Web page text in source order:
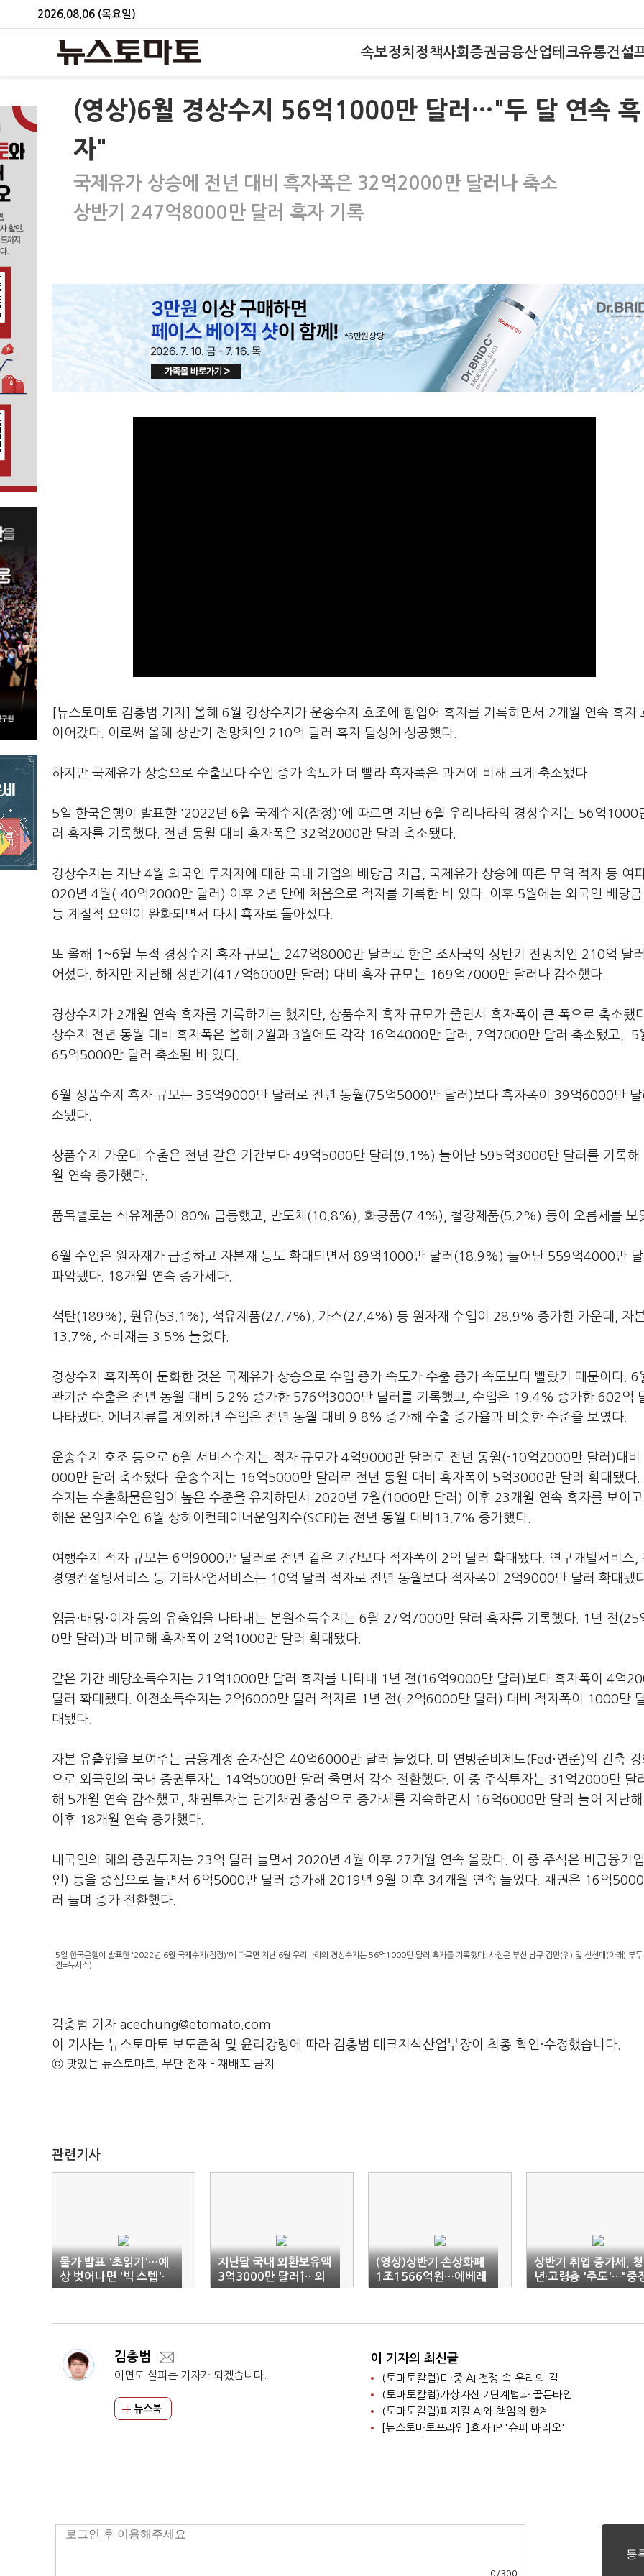
2026.08.06 (목요일)
속보정치 정책사회 증권금융산업테크유통건설
(영상)6월 경상수지 56억1000만 달러…"두 달 연속 흑
자"
국제유가 상승에 전년 대비 흑자폭은 32억2000만 달러나 축소
상반기 247억8000만 달러 흑자 기록
[뉴스토마토 김충범 기자] 올해 6월 경상수지가 운송수지 호조에 힘입어 흑자를 기록하면서 2개월 연속 흑자
이어갔다. 이로써 올해 상반기 전망치인 210억 달러 흑자 달성에 성공했다.
하지만 국제유가 상승으로 수출보다 수입 증가 속도가 더 빨라 흑자폭은 과거에 비해 크게 축소됐다.
5일 한국은행이 발표한 '2022년 6월 국제수지(잠정)'에 따르면 지난 6월 우리나라의 경상수지는 56억1000
러 흑자를 기록했다. 전년 동월 대비 흑자폭은 32억2000만 달러 축소됐다.
경상수지는 지난 4월 외국인 투자자에 대한 국내 기업의 배당금 지급, 국제유가 상승에 따른 무역 적자 등 여
020년 4월(-40억2000만 달러) 이후 2년 만에 처음으로 적자를 기록한 바 있다. 이후 5월에는 외국인 배당
등 계절적 요인이 완화되면서 다시 흑자로 돌아섰다.
또 올해 1~6월 누적 경상수지 흑자 규모는 247억8000만 달러로 한은 조사국의 상반기 전망치인 210억 달
어섰다. 하지만 지난해 상반기(417억6000만 달러) 대비 흑자 규모는 169억7000만 달러나 감소했다.
경상수지가 2개월 연속 흑자를 기록하기는 했지만, 상품수지 흑자 규모가 줄면서 흑자폭이 큰 폭으로 축소됐
상수지 전년 동월 대비 흑자폭은 올해 2월과 3월에도 각각 16억4000만 달러, 7억7000만 달러 축소됐고, 5
65억5000만 달러 축소된 바 있다.
6월 상품수지 흑자 규모는 35억9000만 달러로 전년 동월(75억5000만 달러)보다 흑자폭이 39억6000만 달
소됐다.
상품수지 가운데 수출은 전년 같은 기간보다 49억5000만 달러(9.1%) 늘어난 595억3000만 달러를 기록해
월 연속 증가했다.
품목별로는 석유제품이 80% 급등했고, 반도체(10.8%), 화공품(7.4%), 철강제품(5.2%) 등이 오름세를 보
6월 수입은 원자재가 급증하고 자본재 등도 확대되면서 89억1000만 달러(18.9%) 늘어난 559억4000만
파악됐다. 18개월 연속 증가세다.
석탄(189%), 원유(53.1%), 석유제품(27.7%), 가스(27.4%) 등 원자재 수입이 28.9% 증가한 가운데, 자
13.7%, 소비재는 3.5% 늘었다.
경상수지 흑자폭이 둔화한 것은 국제유가 상승으로 수입 증가 속도가 수출 증가 속도보다 빨랐기 때문이다. 6
관기준 수출은 전년 동월 대비 5.2% 증가한 576억3000만 달러를 기록했고, 수입은 19.4% 증가한 602억
나타냈다. 에너지류를 제외하면 수입은 전년 동월 대비 9.8% 증가해 수출 증가율과 비슷한 수준을 보였다.
운송수지 호조 등으로 6월 서비스수지는 적자 규모가 4억9000만 달러로 전년 동월(-10억2000만 달러)대
000만 달러 축소됐다. 운송수지는 16억5000만 달러로 전년 동월 대비 흑자폭이 5억3000만 달러 확대됐다.
수지는 수출화물운임이 높은 수준을 유지하면서 2020년 7월(1000만 달러) 이후 23개월 연속 흑자를 보이
해운 운임지수인 6월 상하이컨테이너운임지수(SCFI)는 전년 동월 대비13.7% 증가했다.
여행수지 적자 규모는 6억9000만 달러로 전년 같은 기간보다 적자폭이 2억 달러 확대됐다. 연구개발서비스,
경영컨설팅서비스 등 기타사업서비스는 10억 달러 적자로 전년 동월보다 적자폭이 2억9000만 달러 확대됐
임금·배당·이자 등의 유출입을 나타내는 본원소득수지는 6월 27억7000만 달러 흑자를 기록했다. 1년 전
0만 달러)과 비교해 흑자폭이 2억1000만 달러 확대됐다.
같은 기간 배당소득수지는 21억1000만 달러 흑자를 나타내 1년 전(16억9000만 달러)보다 흑자폭이 4억
달러 확대됐다. 이전소득수지는 2억6000만 달러 적자로 1년 전(-2억6000만 달러) 대비 적자폭이 1000만
대됐다.
자본 유출입을 보여주는 금융계정 순자산은 40억6000만 달러 늘었다. 미 연방준비제도(Fed·연준)의 긴축
으로 외국인의 국내 증권투자는 14억5000만 달러 줄면서 감소 전환했다. 이 중 주식투자는 31억2000만 달
해 5개월 연속 감소했고, 채권투자는 단기채권 중심으로 증가세를 지속하면서 16억6000만 달러 늘어 지난
이후 18개월 연속 증가했다.
내국인의 해외 증권투자는 23억 달러 늘면서 2020년 4월 이후 27개월 연속 올랐다. 이 중 주식은 비금융기
인) 등을 중심으로 늘면서 6억5000만 달러 증가해 2019년 9월 이후 34개월 연속 늘었다. 채권은 16억
러 늘며 증가 전환했다.
5일 한국은행이 발표한 '2022년 6월 국제수지(잠정)'에 따르면 지난 6월 우리나라의 경상수지는 56억1000만 달러 흑자를 기록했다. 사진은 부산 남구 감만(위) 및 신선대(아래) 부
진=뉴시스)
김충범 기자 acechung@etomato.com
이 기사는 뉴스토마토 보도준칙 및 윤리강령에 따라 김충범 테크지식산업부장이 최종 확인·수정했습니다.
ⓒ 맛있는 뉴스토마토, 무단 전재 - 재배포 금지
관련기사
물가 발표 '초읽기'…예
상 벗어나면 '빅 스텝'·
추석 물가도 '비상'
지난달 국내 외환보유액
3억3000만 달러↑…외
화 운용수익 증가 여파
(영상)상반기 손상화폐
1조1566억원…에베레
스트산 6배 규모
상반기 취업 증가세, 청
년·고령층 '주도'…"중
기적 지속은 무리"
김충범
이면도 살피는 기자가 되겠습니다.
뉴스북
이 기자의 최신글
(토마토칼럼)미·중 AI 전쟁 속 우리의 길
(토마토칼럼)가상자산 2단계법과 골든타임
(토마토칼럼)피지컬 AI와 책임의 한계
[뉴스토마토프라임]효자 IP '슈퍼 마리오'
0 /300